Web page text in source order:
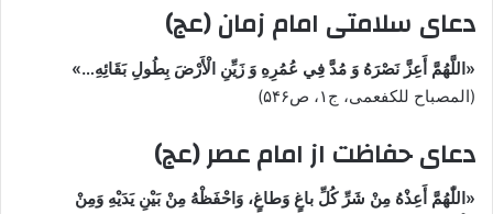
دعای سلامتی امام زمان (عج)
«اللَّهُمَّ أَعِزَّ نَصْرَهُ وَ مُدَّ فِي عُمُرِهِ وَ زَيِّنِ الْأَرْضَ بِطُولِ بَقَائِهِ…»
(المصباح للکفعمی، ج۱، ص۵۴۶)
دعای حفاظت از امام عصر (عج)
«اللّٰهُمَّ أَعِذْهُ مِنْ شَرِّ كُلِّ باغٍ وَطاغٍ، وَاحْفَظْهُ مِنْ بَيْنِ يَدَيْهِ وَمِنْ